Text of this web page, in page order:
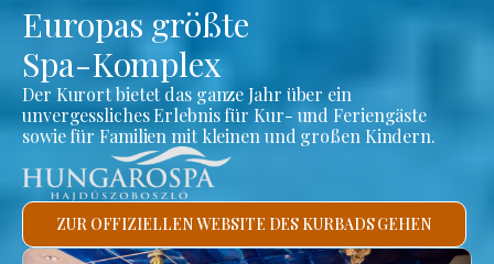
Europas größte
Spa-Komplex
Der Kurort bietet das ganze Jahr über ein
unvergessliches Erlebnis für Kur- und Feriengäste
sowie für Familien mit kleinen und großen Kindern.
ZUR OFFIZIELLEN WEBSITE DES KURBADS GEHEN